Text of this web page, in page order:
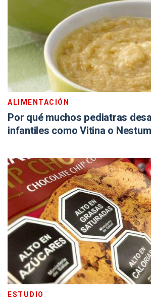
ALIMENTACIÓN
Por qué muchos pediatras
infantiles como Vitina o
ESTUDIO